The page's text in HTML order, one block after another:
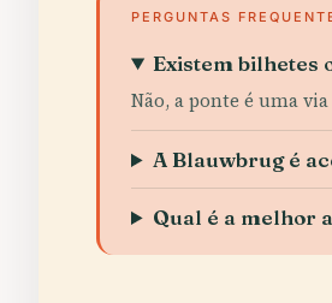
PERGUNTAS
Existem bilhetes
Não, a ponte é uma
A Blauwbrug é
Qual é a melhor